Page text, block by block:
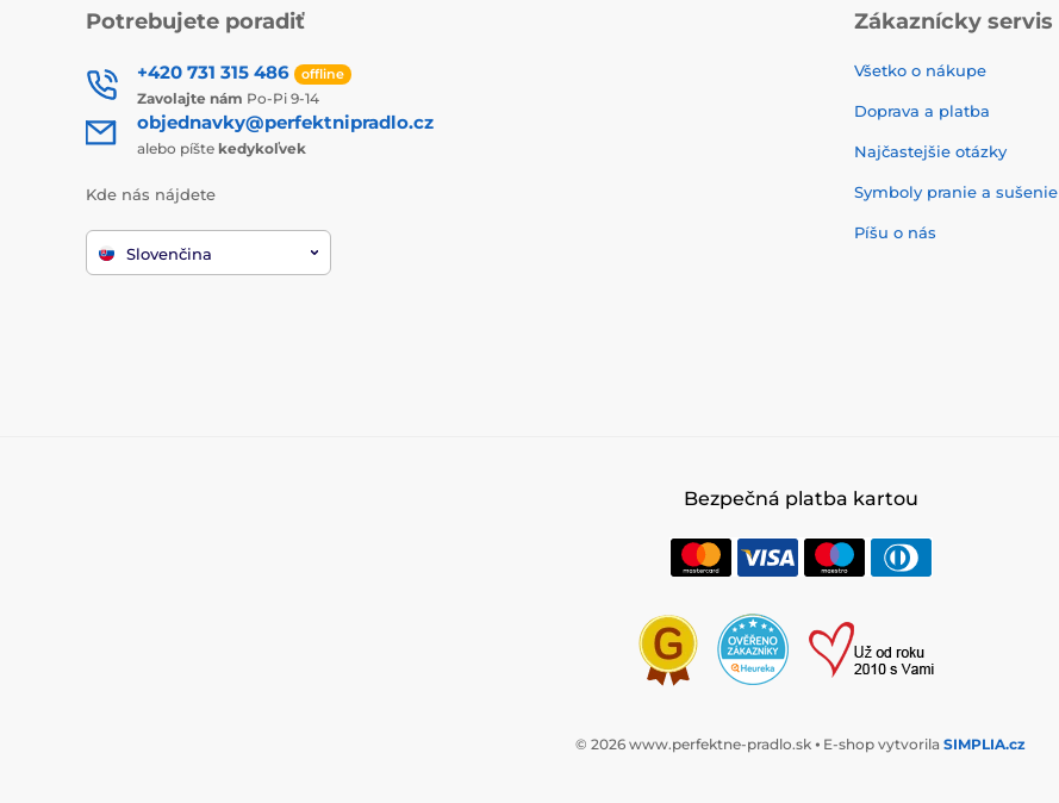
Potrebujete poradiť
+420 731 315 486 offline
Zavolajte nám Po-Pi 9-14
objednavky@perfektnipradlo.cz
alebo píšte kedykoľvek
Kde nás nájdete
Slovenčina
Zákaznícky servis
Všetko o nákupe
Doprava a platba
Najčastejšie otázky
Symboly pranie a sušenie
Píšu o nás
Bezpečná platba kartou
© 2026 www.perfektne-pradlo.sk ⦁ E-shop vytvorila SIMPLIA.cz